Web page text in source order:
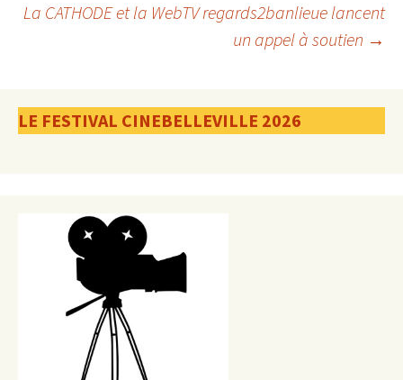
des
La CATHODE et la WebTV regards2banlieue lancent
un appel à soutien →
LE FESTIVAL CINEBELLEVILLE 2026